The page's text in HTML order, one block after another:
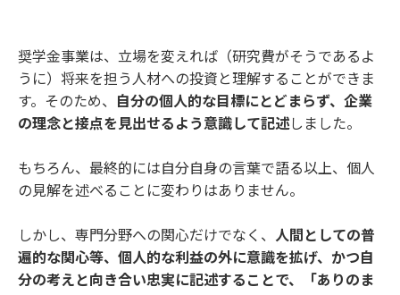
奨学金事業は、立場を変えれば（研究費がそうであるよ
うに）将来を担う人材への投資と理解することができま
す。そのため、 自分の個人的な目標にとどまらず、企業
の理念と接点を見出せるよう意識して記述しました。
もちろん、最終的には自分自身の言葉で語る以上、個人
の見解を述べることに変わりはありません。
しかし、専門分野への関心だけでなく、 人間としての普
遍的な関心等、個人的な利益の外に意識を拡げ、かつ自
分の考えと向き合い忠実に記述することで、「ありのま